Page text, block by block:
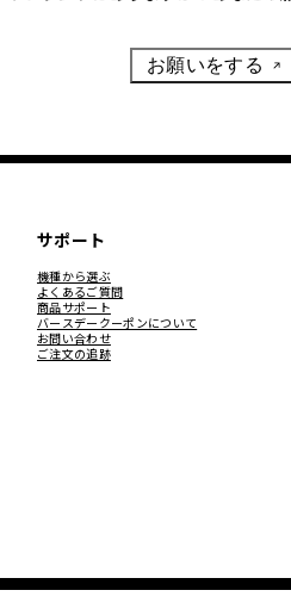
お願いをする
サポート
機種から選ぶ
よくあるご質問
商品サポート
バースデークーポンについて
お問い合わせ
ご注文の追跡